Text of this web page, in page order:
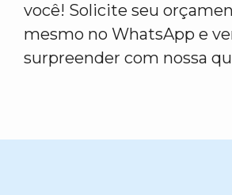
você! Solicite seu
mesmo no WhatsApp e
surpreender com nossa